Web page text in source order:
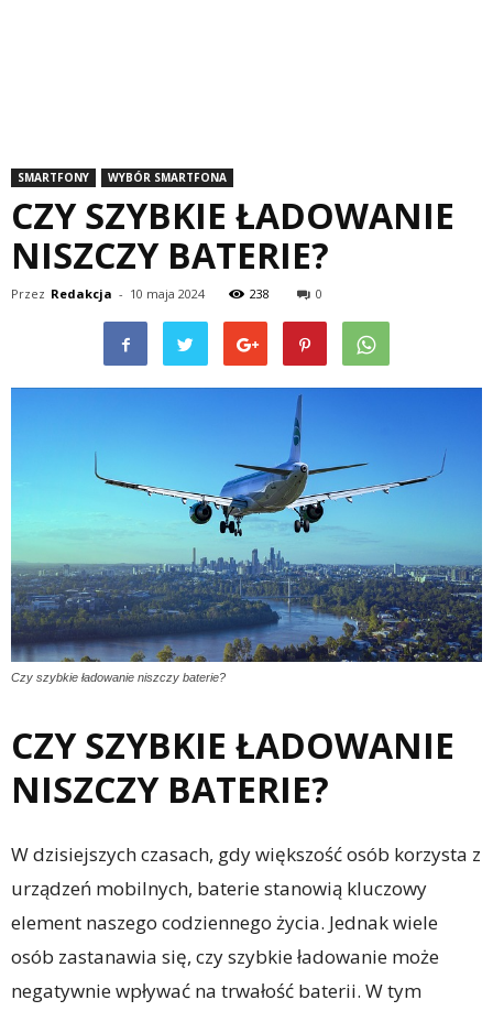
SMARTFONY WYBÓR SMARTFONA
CZY SZYBKIE ŁADOWANIE
NISZCZY BATERIE?
Przez Redakcja - 10 maja 2024 238 0
Czy szybkie ładowanie niszczy baterie?
CZY SZYBKIE ŁADOWANIE
NISZCZY BATERIE?
W dzisiejszych czasach, gdy większość osób korzysta z
urządzeń mobilnych, baterie stanowią kluczowy
element naszego codziennego życia. Jednak wiele
osób zastanawia się, czy szybkie ładowanie może
negatywnie wpływać na trwałość baterii. W tym